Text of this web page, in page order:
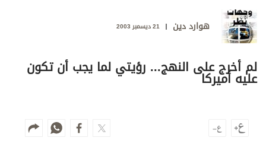
الترفيه
التعليم والمعرفة
الذكاء الاصطناعي
تغطيات
هوارد دين 21 ديسمبر 2003
لم أخرج على النهج... رؤيتي لما يجب أن تكون
عليه أميركا